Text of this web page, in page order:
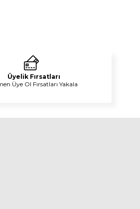
Üyelik Fırsatları
Üye Ol Fırsatları Yakala